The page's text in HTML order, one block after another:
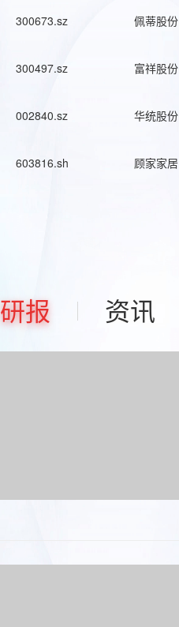
300673.sz 佩蒂股份
300497.sz 富祥股份
002840.sz 华统股份
603816.sh 顾家家居
研报 资讯